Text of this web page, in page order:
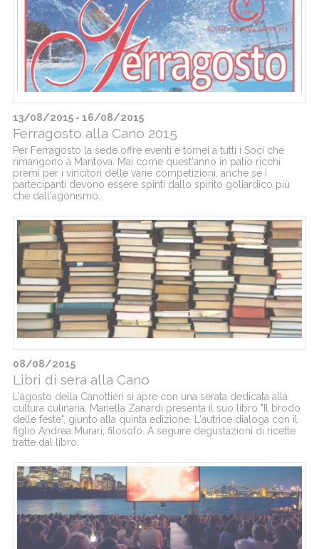
13/08/2015 - 16/08/2015
Ferragosto alla Cano 2015
Per Ferragosto la sede offre eventi e tornei a tutti i Soci che
rimangono a Mantova. Mai come quest'anno in palio ricchi
premi per i vincitori delle varie competizioni, anche se i
partecipanti devono essere spinti dallo spirito goliardico più
che dall'agonismo.
08/08/2015
Libri di sera alla Cano
L'agosto della Canottieri si apre con una serata dedicata alla
cultura culinaria. Mariella Zanardi presenta il suo libro "Il brodo
delle feste", giunto alla quinta edizione. L'autrice dialoga con il
figlio Andrea Murari, filosofo. A seguire degustazioni di ricette
tratte dal libro.